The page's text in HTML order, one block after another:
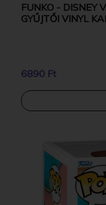
FUNKO - DISNEY
GYŰJTŐI VINYL
6890 Ft